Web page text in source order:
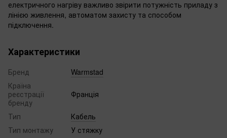
електричного нагріву важливо звірити потужність приладу з
лінією живлення, автоматом захисту та способом
підключення.
Характеристики
Бренд
Warmstad
Країна
реєстрації
бренду
Франція
Тип
Кабель
Тип монтажу
У стяжку